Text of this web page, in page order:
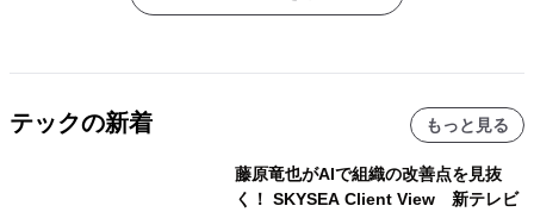
テックの新着 もっと見る
藤原竜也がAIで組織の改善点を見抜
く！ SKYSEA Client View 新テレビ